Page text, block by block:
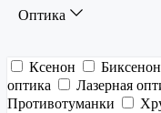
Оптика
Ксенон Биксенон
оптика
Лазерная
Противотуманки